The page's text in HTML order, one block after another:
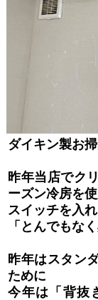
ダイキン製お
昨年当店でク
ーズン冷房を
スイッチを入
「とんでもな
昨年はスタン
ために
今年は「背抜